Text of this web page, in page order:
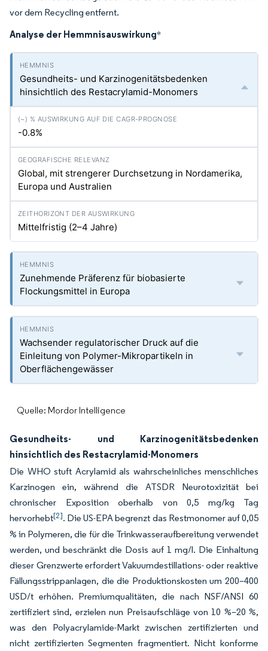
vor dem Recycling entfernt.
Analyse der Hemmnisauswirkung*
Gesundheits- und Karzinogenitätsbedenken
hinsichtlich des Restacrylamid-Monomers
-0.8%
Global, mit strengerer Durchsetzung in Nordamerika,
Europa und Australien
Mittelfristig (2–4 Jahre)
Zunehmende Präferenz für biobasierte
Flockungsmittel in Europa
Wachsender regulatorischer Druck auf die
Einleitung von Polymer-Mikropartikeln in
Oberflächengewässer
Quelle: Mordor Intelligence
Gesundheits- und Karzinogenitätsbedenken
hinsichtlich des Restacrylamid-Monomers
Die WHO stuft Acrylamid als wahrscheinliches menschliches
Karzinogen ein, während die ATSDR Neurotoxizität bei
chronischer Exposition oberhalb von 0,5 mg/kg Tag
hervorhebt[2]. Die US-EPA begrenzt das Restmonomer auf 0,05
% in Polymeren, die für die Trinkwasseraufbereitung verwendet
werden, und beschränkt die Dosis auf 1 mg/l. Die Einhaltung
dieser Grenzwerte erfordert Vakuumdestillations- oder reaktive
Fällungsstrippanlagen, die die Produktionskosten um 200–400
USD/t erhöhen. Premiumqualitäten, die nach NSF/ANSI 60
zertifiziert sind, erzielen nun Preisaufschläge von 10 %–20 %,
was den Polyacrylamide-Markt zwischen zertifizierten und
nicht zertifizierten Segmenten fragmentiert. Nicht konforme